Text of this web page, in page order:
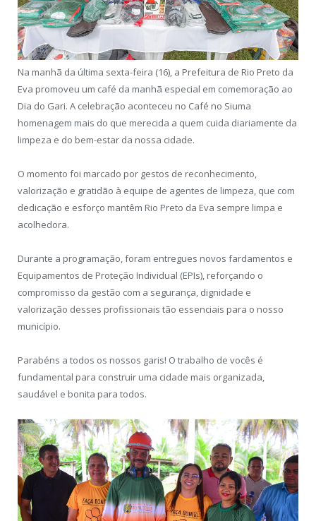
Na manhã da última sexta-feira (16), a Prefeitura de Rio Preto da
Eva promoveu um café da manhã especial em comemoração ao
Dia do Gari. A celebração aconteceu no Café no Siuma
homenagem mais do que merecida a quem cuida diariamente da
limpeza e do bem-estar da nossa cidade.
O momento foi marcado por gestos de reconhecimento,
valorização e gratidão à equipe de agentes de limpeza, que com
dedicação e esforço mantêm Rio Preto da Eva sempre limpa e
acolhedora.
Durante a programação, foram entregues novos fardamentos e
Equipamentos de Proteção Individual (EPIs), reforçando o
compromisso da gestão com a segurança, dignidade e
valorização desses profissionais tão essenciais para o nosso
município.
Parabéns a todos os nossos garis! O trabalho de vocês é
fundamental para construir uma cidade mais organizada,
saudável e bonita para todos.